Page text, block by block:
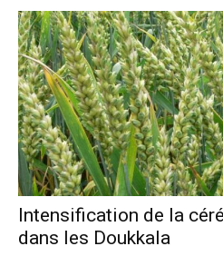
Intensification de la
dans les Doukkala